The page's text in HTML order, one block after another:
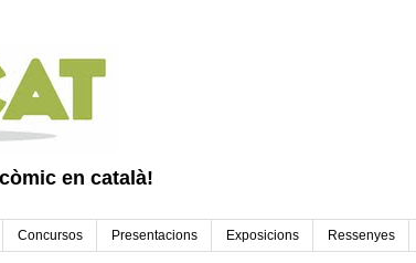
en català!
Concursos Presentacions Exposicions Ressenyes